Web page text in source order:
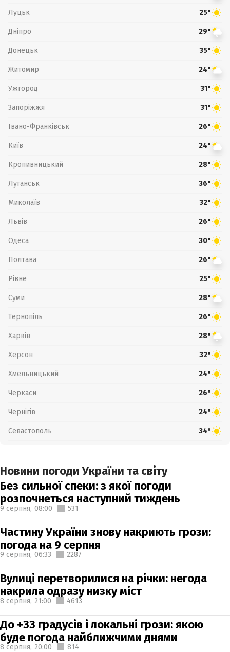
Луцьк 25°
Дніпро 29°
Донецьк 35°
Житомир 24°
Ужгород 31°
Запоріжжя 31°
Івано-Франківськ 26°
Київ 24°
Кропивницький 28°
Луганськ 36°
Миколаїв 32°
Львів 26°
Одеса 30°
Полтава 26°
Рівне 25°
Суми 28°
Тернопіль 26°
Харків 28°
Херсон 32°
Хмельницький 24°
Черкаси 26°
Чернігів 24°
Севастополь 34°
Новини погоди України та світу
Без сильної спеки: з якої погоди
розпочнеться наступний тиждень
9 серпня, 08:00 531
Частину України знову накриють грози:
погода на 9 серпня
9 серпня, 06:33 2287
Вулиці перетворилися на річки: негода
накрила одразу низку міст
8 серпня, 21:00 4613
До +33 градусів і локальні грози: якою
буде погода найближчими днями
8 серпня, 20:00 814